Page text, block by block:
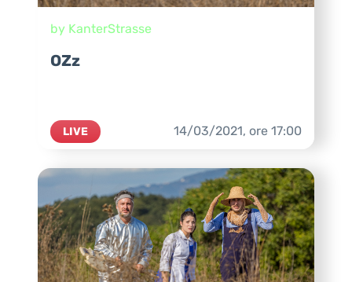
by KanterStrasse
OZz
LIVE 14/03/2021, ore 17:00